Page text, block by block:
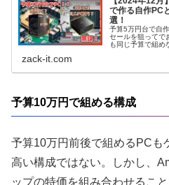
で作る自作PC
選！
予算5万円台で自
セールを狙ってで
も同じ予算で組め
zack-it.com
予算10万円で組める構成
予算10万円前後で組めるPCも
高い構成ではない。しかし、
ップの特価を組み合わせるこ